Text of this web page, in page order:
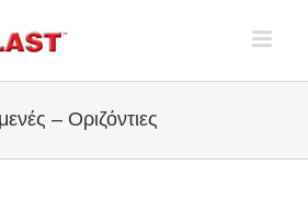
– Οριζόντιες